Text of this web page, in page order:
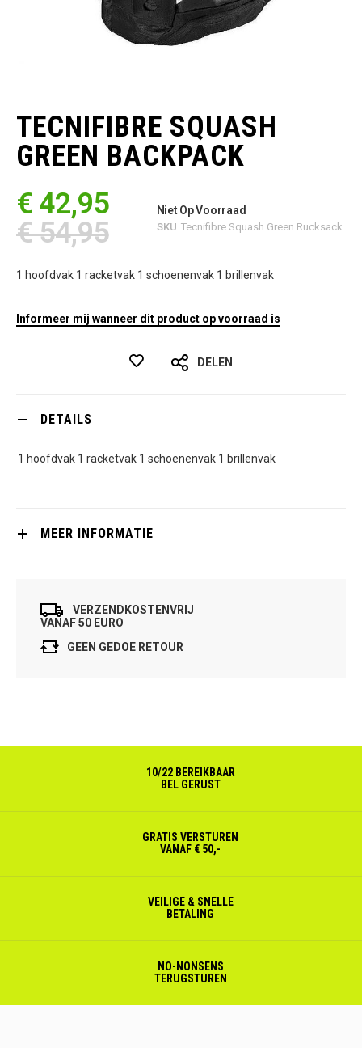
begin
van
de
afbeeldingen-
TECNIFIBRE SQUASH
GREEN BACKPACK
€ 42,95
€ 54,95
Niet Op Voorraad
SKU Tecnifibre Squash Green Rucksack
1 hoofdvak 1 racketvak 1 schoenenvak 1 brillenvak
Informeer mij wanneer dit product op voorraad is
DELEN
DETAILS
1 hoofdvak 1 racketvak 1 schoenenvak 1 brillenvak
MEER INFORMATIE
VERZENDKOSTENVRIJ
VANAF 50 EURO
GEEN GEDOE RETOUR
10/22 BEREIKBAAR
BEL GERUST
GRATIS VERSTUREN
VANAF € 50,-
VEILIGE & SNELLE
BETALING
NO-NONSENS
TERUGSTUREN